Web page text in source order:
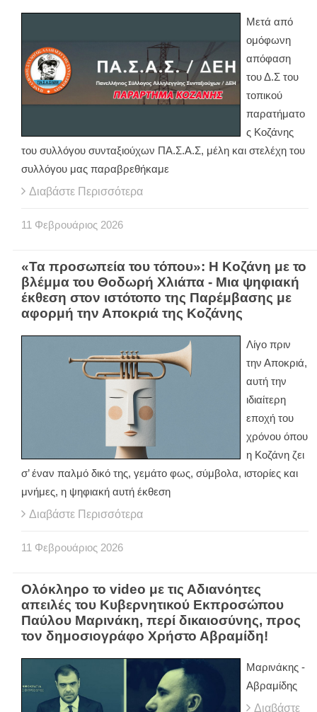
Μετά από
ομόφωνη
απόφαση
του Δ.Σ του
τοπικού
παρατήματο
ς Κοζάνης
του συλλόγου συνταξιούχων ΠΑ.Σ.Α.Σ, μέλη και στελέχη του
συλλόγου μας παραβρεθήκαμε
Διαβάστε Περισσότερα
11 Φεβρουάριος 2026
«Τα προσωπεία του τόπου»: Η Κοζάνη με το
βλέμμα του Θοδωρή Χλιάπα - Μια ψηφιακή
έκθεση στον ιστότοπο της Παρέμβασης με
αφορμή την Αποκριά της Κοζάνης
Λίγο πριν
την Αποκριά,
αυτή την
ιδιαίτερη
εποχή του
χρόνου όπου
η Κοζάνη ζει
σ’ έναν παλμό δικό της, γεμάτο φως, σύμβολα, ιστορίες και
μνήμες, η ψηφιακή αυτή έκθεση
Διαβάστε Περισσότερα
11 Φεβρουάριος 2026
Ολόκληρο το video με τις Αδιανόητες
απειλές του Κυβερνητικού Εκπροσώπου
Παύλου Μαρινάκη, περί δικαιοσύνης, προς
τον δημοσιογράφο Χρήστο Αβραμίδη!
Μαρινάκης -
Αβραμίδης
Διαβάστε